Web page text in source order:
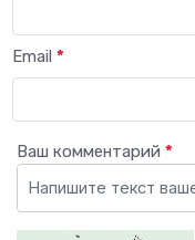
Email *
Ваш комментарий *